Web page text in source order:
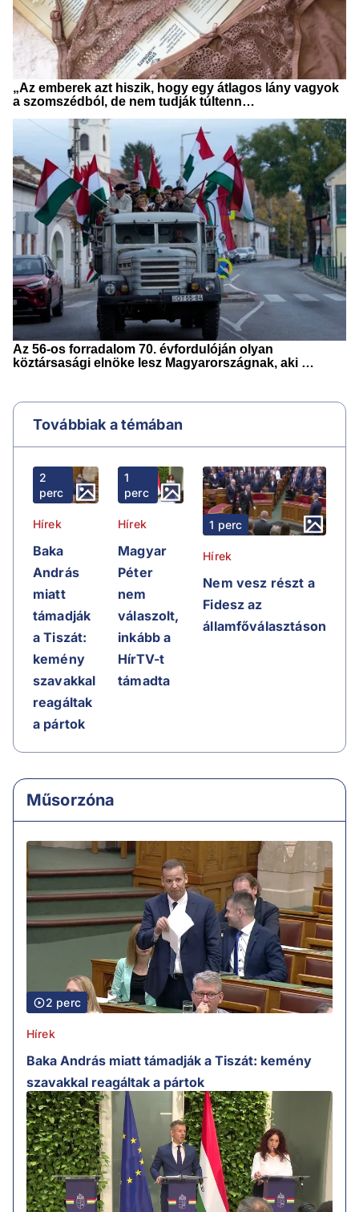
Továbbiak a témában
2
perc
Hírek
Baka
András
miatt
támadják
a Tiszát:
kemény
szavakkal
reagáltak
a pártok
1
perc
Hírek
Magyar
Péter
nem
válaszolt,
inkább a
HírTV-t
támadta
1 perc
Hírek
Nem vesz részt a
Fidesz az
államfőválasztáson
Műsorzóna
2 perc
Hírek
Baka András miatt támadják a Tiszát: kemény
szavakkal reagáltak a pártok